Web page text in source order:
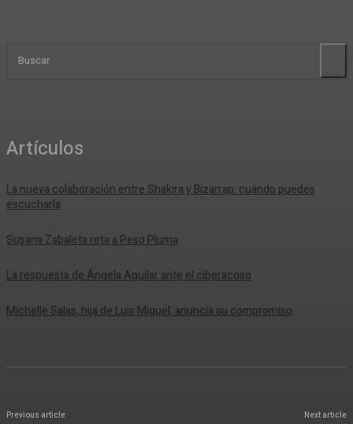
Buscar
Artículos
La nueva colaboración entre Shakira y Bizarrap: cuándo puedes
escucharla
Susana Zabaleta reta a Peso Pluma
La respuesta de Ángela Aguilar ante el ciberacoso
Michelle Salas, hija de Luis Miguel, anuncia su compromiso
Previous article Next article